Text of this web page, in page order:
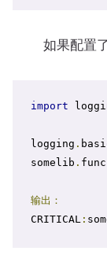
如果配置了
import
logging .
somelib . func
输出：
CRITICAL: